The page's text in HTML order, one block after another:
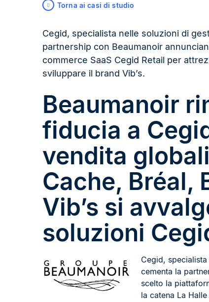
Torna ai casi di studio
Cegid, specialista nelle soluzioni di
partnership con Beaumanoir
commerce SaaS Cegid Retail per
sviluppare il brand Vib’s.
Beaumanoir
fiducia a
vendita
Cache, Bréal,
Vib’s si
soluzioni
Cegid,
cementa la
scelto la
la catena La